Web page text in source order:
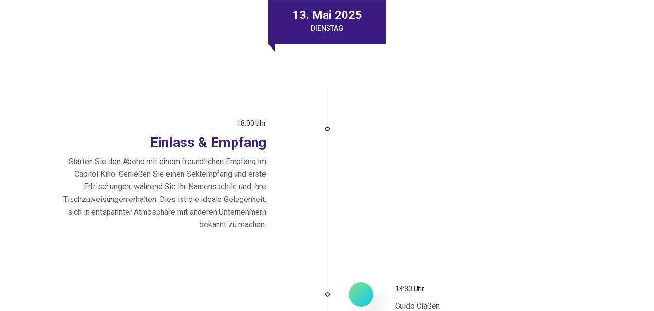
13. Mai 2025
DIENSTAG
18:00 Uhr
Einlass & Empfang
Starten Sie den Abend mit einem freundlichen Empfang im
Capitol Kino. Genießen Sie einen Sektempfang und erste
Erfrischungen, während Sie Ihr Namensschild und Ihre
Tischzuweisungen erhalten. Dies ist die ideale Gelegenheit,
sich in entspannter Atmosphäre mit anderen Unternehmern
bekannt zu machen.
18:30 Uhr
Guido Claßen